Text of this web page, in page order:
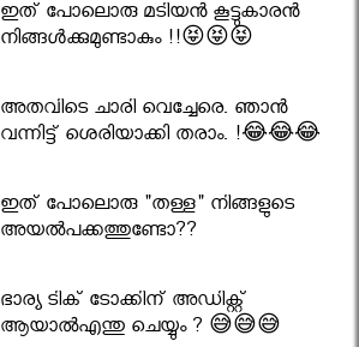
ഇത് പോലൊരു മടിയൻ കൂട്ടുകാരൻ
നിങ്ങൾക്കുമുണ്ടാകും !!😝😝😝
അതവിടെ ചാരി വെച്ചേരെ. ഞാൻ
വന്നിട്ട് ശെരിയാക്കി തരാം. !😂😂😂
ഇത് പോലൊരു "തള്ള" നിങ്ങളുടെ
അയല്‍പക്കത്തുണ്ടോ??
ഭാര്യ ടിക് ടോക്കിന് അഡിക്റ്റ്
ആയാൽഎന്തു ചെയ്യും ? 😅😅😅